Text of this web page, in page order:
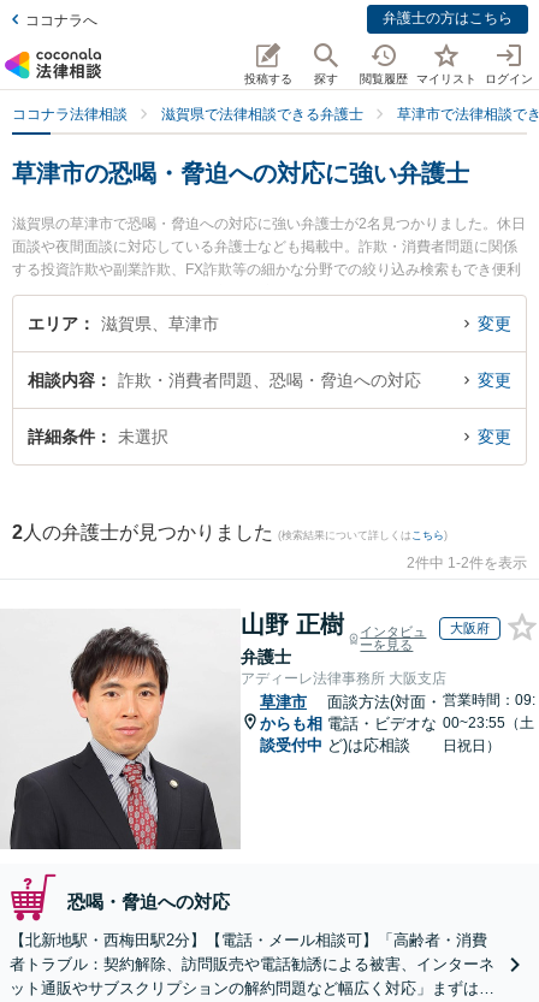
ココナラへ 弁護士の方はこちら
投稿する 探す 閲覧履歴 マイリスト ログイン
ココナラ法律相談 滋賀県で法律相談できる弁護士 草津市で法律相談で
草津市の恐喝・脅迫への対応に強い弁護士
滋賀県の草津市で恐喝・脅迫への対応に強い弁護士が2名見つかりました。休日
面談や夜間面談に対応している弁護士なども掲載中。詐欺・消費者問題に関係
する投資詐欺や副業詐欺、FX詐欺等の細かな分野での絞り込み検索もでき便利
です。特にミカン法律事務所の齋藤 真宏弁護士や弁護士法人田中彰寿法律事務
所 草津事務所の中山 仁美弁護士のプロフィール情報や弁護士費用、強みなどが
注目されています。『草津市で土日や夜間に発生した恐喝・脅迫への対応のト
の実績豊富な近くの弁護士を検索したい』『初回相談無料で恐喝・脅迫への対
応を法律相談できる草津市内の弁護士に相談予約したい』などでお困りの相談
者さんにおすすめです。
エリア 滋賀県、草津市 変更
相談内容 詐欺・消費者問題、恐喝・脅迫への対応 変更
詳細条件 未選択 変更
2 人の弁護士が見つかりました (検索結果について詳しくは こちら)
2件中 1-2件を表示
山野 正樹
弁護士
インタビュ
ーを見る
大阪府
アディーレ法律事務所 大阪支店
草津市
からも相
談受付中
面談方法(対面・
電話・ビデオな
ど)は応相談
営業時間：09:
00~23:55（土
日祝日）
恐喝・脅迫への対応
【北新地駅・西梅田駅2分】【電話・メール相談可】「高齢者・消費
者トラブル：契約解除、訪問販売や電話勧誘による被害、インターネ
ット通販やサブスクリプションの解約問題など幅広く対応」まずは一